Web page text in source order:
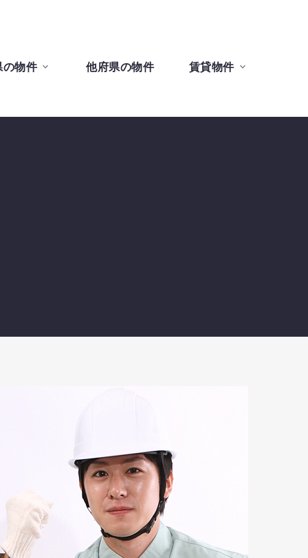
物件 他府県の物件 賃貸物件